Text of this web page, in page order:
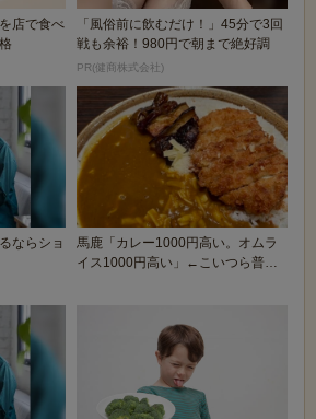
店で食べ
「風俗前に飲むだけ！」45分で3回
戦も余裕！980円で朝まで絶好調
PR(健商株式会社)
ならショ
馬鹿「カレー1000円高い。オムラ
イス1000円高い」←こいつら普段